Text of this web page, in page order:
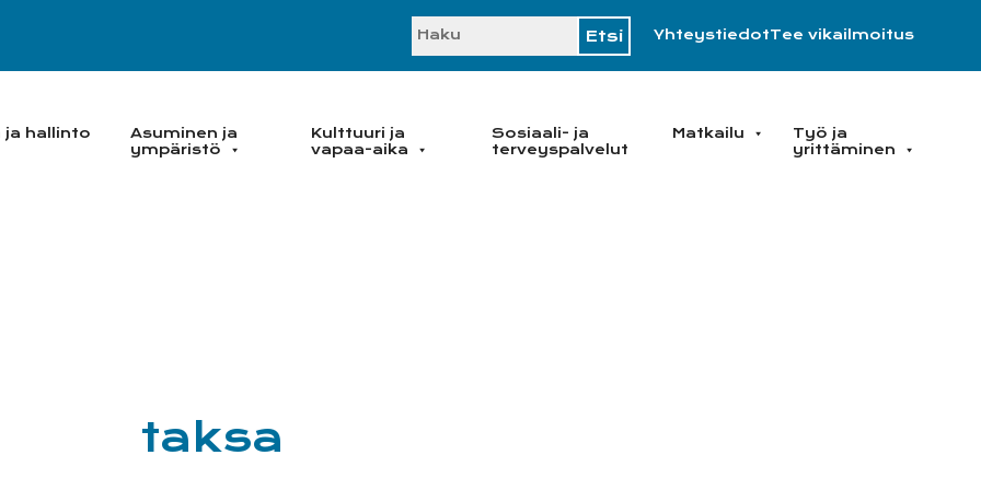
SEARCH
YhteystiedotTee vikailmoitus
ja hallinto
Asuminen ja
ympäristö
Kulttuuri ja
vapaa-aika
Sosiaali- ja
terveyspalvelut
Matkailu
Työ ja
yrittäminen
taksa